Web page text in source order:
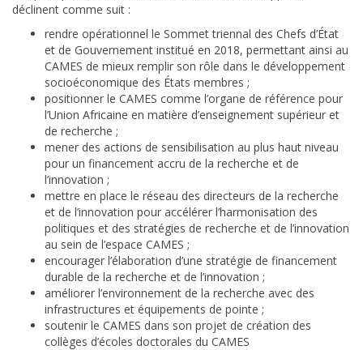
déclinent comme suit :
rendre opérationnel le Sommet triennal des Chefs d’État
et de Gouvernement institué en 2018, permettant ainsi au
CAMES de mieux remplir son rôle dans le développement
socioéconomique des États membres ;
positionner le CAMES comme l’organe de référence pour
l’Union Africaine en matière d’enseignement supérieur et
de recherche ;
mener des actions de sensibilisation au plus haut niveau
pour un financement accru de la recherche et de
l’innovation ;
mettre en place le réseau des directeurs de la recherche
et de l’innovation pour accélérer l’harmonisation des
politiques et des stratégies de recherche et de l’innovation
au sein de l’espace CAMES ;
encourager l’élaboration d’une stratégie de financement
durable de la recherche et de l’innovation ;
améliorer l’environnement de la recherche avec des
infrastructures et équipements de pointe ;
soutenir le CAMES dans son projet de création des
collèges d’écoles doctorales du CAMES